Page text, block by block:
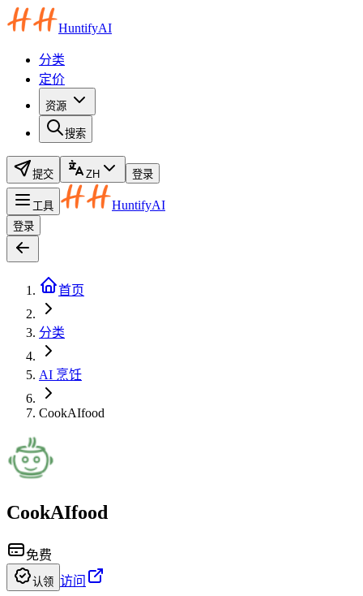
HuntifyAI
分类
定价
资源
搜索
提交 ZH 登录
工具 HuntifyAI
登录
首页
分类
AI 烹饪
CookAIfood
CookAIfood
免费
认领 访问